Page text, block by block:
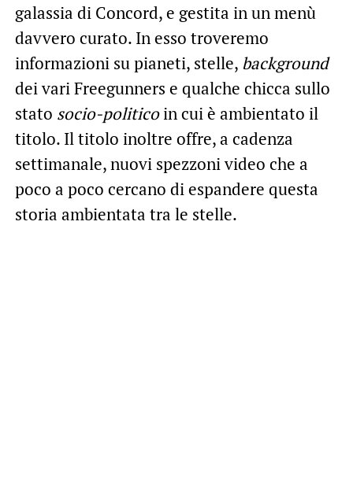
galassia di Concord, e gestita in un menù
davvero curato. In esso troveremo
informazioni su pianeti, stelle, background
dei vari Freegunners e qualche chicca sullo
stato socio-politicoin cui è ambientato il
titolo. Il titolo inoltre offre, a cadenza
settimanale, nuovi spezzoni video che a
poco a poco cercano di espandere questa
storia ambientata tra le stelle.